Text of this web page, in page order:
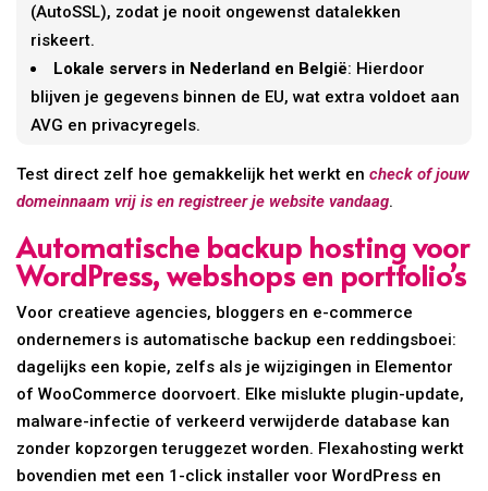
(AutoSSL), zodat je nooit ongewenst datalekken
riskeert.
Lokale servers in Nederland en België: Hierdoor
blijven je gegevens binnen de EU, wat extra voldoet aan
AVG en privacyregels.
Test direct zelf hoe gemakkelijk het werkt encheck of jouw
domeinnaam vrij is en registreer je website vandaag.
Automatische backup hosting voor
WordPress, webshops en portfolio’s
Voor creatieve agencies, bloggers en e-commerce
ondernemers is automatische backup een reddingsboei:
dagelijks een kopie, zelfs als je wijzigingen in Elementor
of WooCommerce doorvoert. Elke mislukte plugin-update,
malware-infectie of verkeerd verwijderde database kan
zonder kopzorgen teruggezet worden. Flexahosting werkt
bovendien met een 1-click installer voor WordPress en